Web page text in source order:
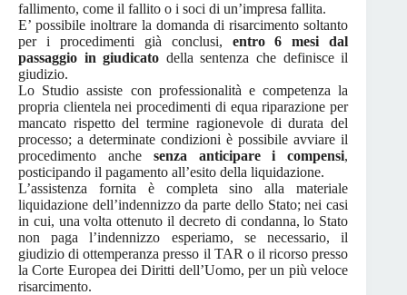
fallimento, come il fallito o i soci di un’impresa fallita.
E’ possibile inoltrare la domanda di risarcimento soltanto
per i procedimenti già conclusi, entro 6 mesi dal
passaggio in giudicato della sentenza che definisce il
giudizio.
Lo Studio assiste con professionalità e competenza la
propria clientela nei procedimenti di equa riparazione per
mancato rispetto del termine ragionevole di durata del
processo; a determinate condizioni è possibile avviare il
procedimento anche senza anticipare i compensi,
posticipando il pagamento all’esito della liquidazione.
L’assistenza fornita è completa sino alla materiale
liquidazione dell’indennizzo da parte dello Stato; nei casi
in cui, una volta ottenuto il decreto di condanna, lo Stato
non paga l’indennizzo esperiamo, se necessario, il
giudizio di ottemperanza presso il TAR o il ricorso presso
la Corte Europea dei Diritti dell’Uomo, per un più veloce
risarcimento.